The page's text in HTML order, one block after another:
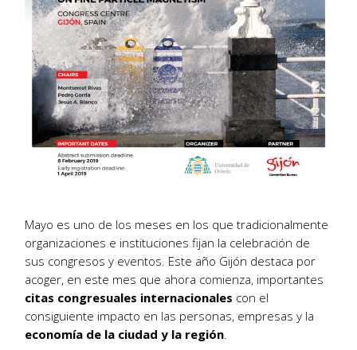
Mayo es uno de los meses en los que tradicionalmente
organizaciones e instituciones fijan la celebración de
sus congresos y eventos. Este año Gijón destaca por
acoger, en este mes que ahora comienza, importantes
citas congresuales internacionales con el
consiguiente impacto en las personas, empresas y la
economía de la ciudad y la región